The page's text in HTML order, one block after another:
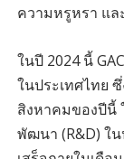
ความหรูหรา แ
ในปี 2024 นี้
ในประเทศไทย
สิงหาคมของปีนี้
พัฒนา (R&D) ใ